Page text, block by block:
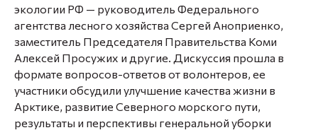
экологии РФ — руководитель Федерального
агентства лесного хозяйства Сергей Аноприенко,
заместитель Председателя Правительства Коми
Алексей Просужих и другие. Дискуссия прошла в
формате вопросов-ответов от волонтеров, ее
участники обсудили улучшение качества жизни в
Арктике, развитие Северного морского пути,
результаты и перспективы генеральной уборки